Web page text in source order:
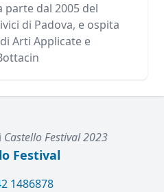
parte dal 2005 del
di Padova, e ospita
Arti Applicate e
Castello Festival 2023
Festival
1486878